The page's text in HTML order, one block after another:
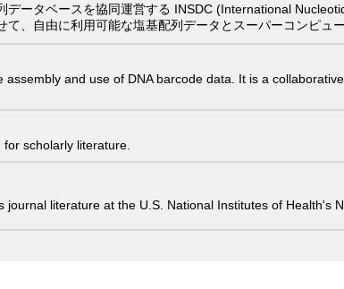
ータベースを協同運営する INSDC (International
、自由に利用可能な塩基配列データとスーパーコンピュ
and use of DNA barcode data. It is a
scholarly literature.
literature at the U.S. National Institutes of Health's